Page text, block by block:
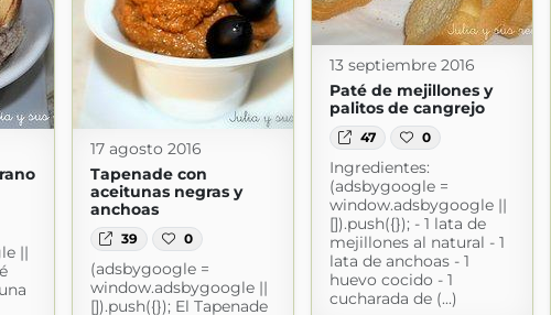
13 septiembre 2016
Paté de mejillones y
palitos de cangrejo
47 0
Ingredientes:
(adsbygoogle =
window.adsbygoogle ||
[]).push({}); - 1 lata de
mejillones al natural - 1
lata de anchoas - 1
huevo cocido - 1
cucharada de (...)
||
17 agosto 2016
Tapenade con
aceitunas negras y
anchoas
39 0
(adsbygoogle =
window.adsbygoogle ||
[]).push({}); El Tapenade